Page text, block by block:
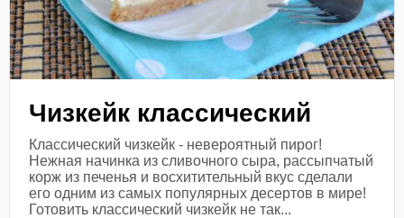
Чизкейк классический
Классический чизкейк - невероятный пирог!
Нежная начинка из сливочного сыра, рассыпчатый
корж из печенья и восхитительный вкус сделали
его одним из самых популярных десертов в мире!
Готовить классический чизкейк не так...